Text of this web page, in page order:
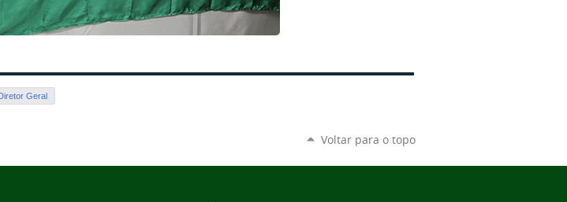
Geral
Voltar para o topo